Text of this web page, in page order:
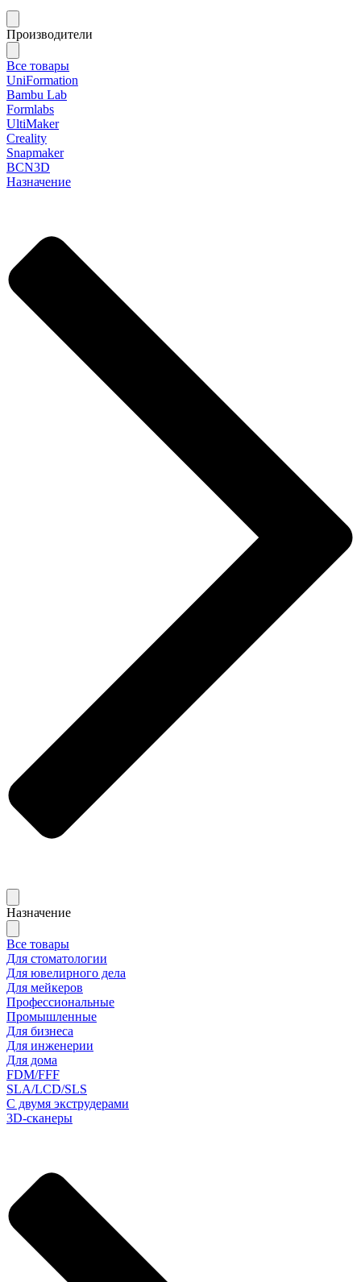
Производители
Все товары
UniFormation
Bambu Lab
Formlabs
UltiMaker
Creality
Snapmaker
BCN3D
Назначение
Назначение
Все товары
Для стоматологии
Для ювелирного дела
Для мейкеров
Профессиональные
Промышленные
Для бизнеса
Для инженерии
Для дома
FDM/FFF
SLA/LCD/SLS
С двумя экструдерами
3D-сканеры